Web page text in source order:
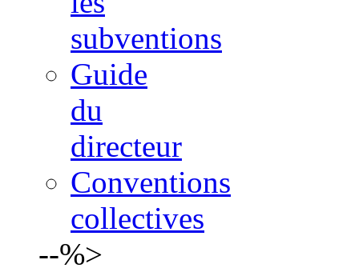
subventions
Guide
du
directeur
Conventions
collectives
--%>